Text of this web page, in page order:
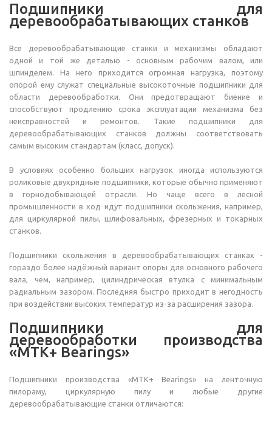
Подшипники для
деревообрабатывающих станков
Все деревообрабатывающие станки и механизмы обладают
одной и той же деталью - основным рабочим валом, или
шпинделем. На него приходится огромная нагрузка, поэтому
опорой ему служат специальные высокоточные подшипники для
области деревообработки. Они предотвращают биение и
способствуют продлению срока эксплуатации механизма без
неисправностей и ремонтов. Такие подшипники для
деревообрабатывающих станков должны соответствовать
самым высоким стандартам (класс, допуск).
В условиях особенно больших нагрузок иногда используются
роликовые двухрядные подшипники, которые обычно применяют
в горнодобывающей отрасли. Но чаще всего в лесной
промышленности в ход идут подшипники скольжения, например,
для циркулярной пилы, шлифовальных, фрезерных и токарных
станков.
Подшипники скольжения в деревообрабатывающих станках -
гораздо более надёжный вариант опоры для основного рабочего
вала, чем, например, цилиндрическая втулка с минимальным
радиальным зазором. Последняя быстро приходит в негодность
при воздействии высоких температур из-за расширения зазора.
Подшипники для
деревообработки производства
«МТК+ Bearings»
Подшипники производства «МТК+ Bearings» на ленточную
пилораму, циркулярную пилу и любые другие
деревообрабатывающие станки отличаются: